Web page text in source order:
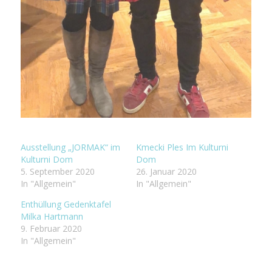
Ausstellung „JORMAK“ im
Kulturni Dom
5. September 2020
In "Allgemein"
Kmecki Ples Im Kulturni
Dom
26. Januar 2020
In "Allgemein"
Enthüllung Gedenktafel
Milka Hartmann
9. Februar 2020
In "Allgemein"